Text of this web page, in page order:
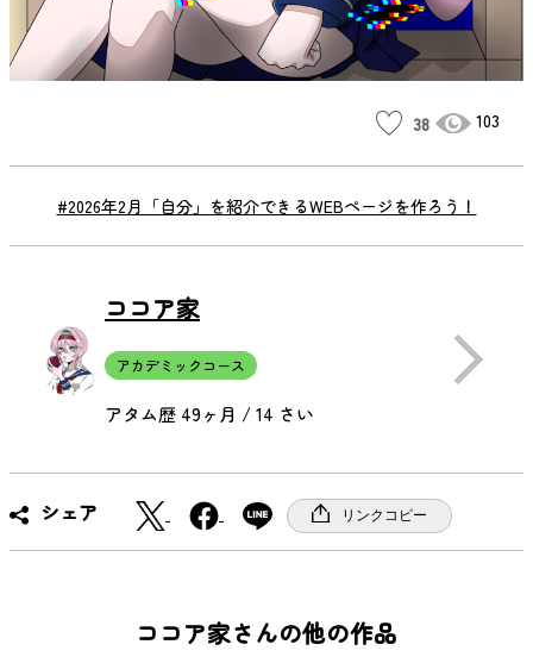
#2026年2月「自分」を紹介できるWEBページを作ろう！
38 103
ココア家
アカデミックコース
アタム歴 49ヶ月 / 14 さい
シェア
a
c
o
リンクコピー
ココア家さんの他の作品